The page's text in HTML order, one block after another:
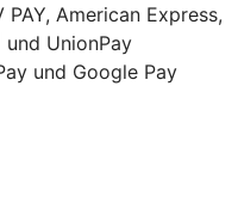
American Express,
und UnionPay
und Google Pay